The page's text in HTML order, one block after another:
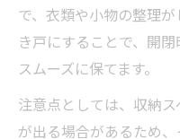
で、衣類や小物の整理が
き戸にすることで、開
スムーズに保てます。
注意点としては、収納
が出る場合があるため